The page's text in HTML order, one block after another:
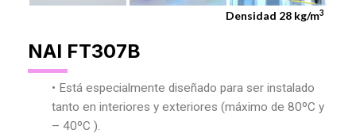
Densidad 28 kg/m3
NAI FT307B
• Está especialmente diseñado para ser instalado
tanto en interiores y exteriores (máximo de 80ºC y
– 40ºC ).